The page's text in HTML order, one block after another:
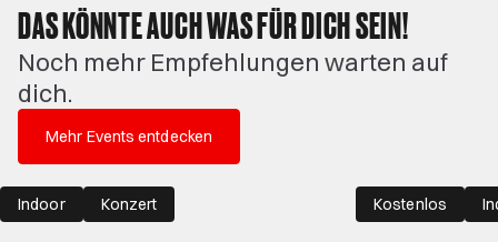
DAS KÖNNTE AUCH WAS FÜR DICH SEIN!
Noch mehr Empfehlungen warten auf
dich.
Mehr Events entdecken
Indoor Konzert Kostenlos